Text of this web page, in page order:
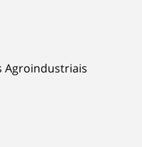
Agroindustriais